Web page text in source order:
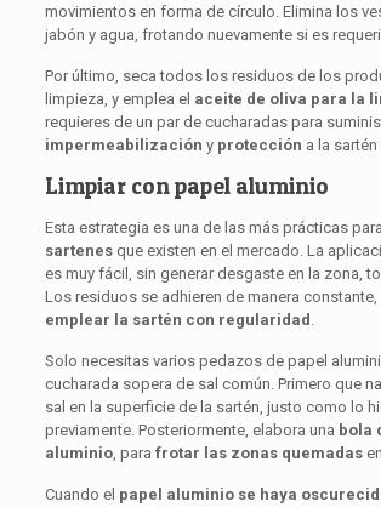
movimientos en forma de círculo. Elimina los
jabón y agua, frotando nuevamente si es
Por último, seca todos los residuos de los
limpieza, y emplea el aceite de oliva para la
requieres de un par de cucharadas para
impermeabilización y protección a la
Limpiar con papel aluminio
Esta estrategia es una de las más prácticas para
sartenesque existen en el mercado. La
es muy fácil, sin generar desgaste en la zona,
Los residuos se adhieren de manera constante,
emplear la sartén con regularidad .
Solo necesitas varios pedazos de papel
cucharada sopera de sal común. Primero que
sal en la superficie de la sartén, justo como lo
previamente. Posteriormente, elabora una bola
aluminio, para frotar las zonas quemadas
Cuando el papel aluminio se haya